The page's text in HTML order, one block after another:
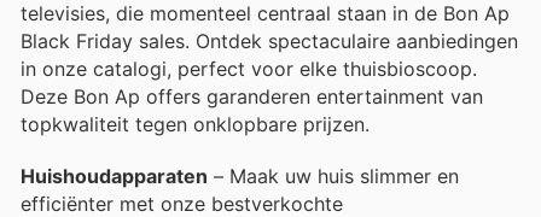
televisies, die momenteel centraal staan in de Bon Ap
Black Friday sales. Ontdek spectaculaire aanbiedingen
in onze catalogi, perfect voor elke thuisbioscoop.
Deze Bon Ap offers garanderen entertainment van
topkwaliteit tegen onklopbare prijzen.
Huishoudapparaten – Maak uw huis slimmer en
efficiënter met onze bestverkochte